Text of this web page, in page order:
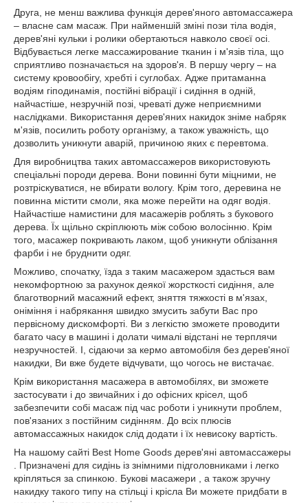
Друга, не менш важлива функція дерев'яного автомассажера
– власне сам масаж. При найменшій зміні пози тіла водія,
дерев'яні кульки і ролики обертаються навколо своєї осі.
Відбувається легке массажирование тканин і м'язів тіла, що
сприятливо позначається на здоров'я. В першу чергу – на
систему кровообігу, хребті і суглобах. Адже притаманна
водіям гіподинамія, постійні вібрації і сидіння в одній,
найчастіше, незручній позі, чреваті дуже неприємними
наслідками. Використання дерев'яних накидок зніме набряк
м'язів, посилить роботу організму, а також уважність, що
дозволить уникнути аварій, причиною яких є перевтома.
Для виробництва таких автомассажеров використовують
спеціальні породи дерева. Вони повинні бути міцними, не
розтріскуватися, не вбирати вологу. Крім того, деревина не
повинна містити смоли, яка може перейти на одяг водія.
Найчастіше намистини для масажерів роблять з букового
дерева. Їх щільно скріплюють між собою волосінню. Крім
того, масажер покривають лаком, щоб уникнути облізання
фарби і не бруднити одяг.
Можливо, спочатку, їзда з таким масажером здасться вам
некомфортною за рахунок деякої жорсткості сидіння, але
благотворний масажний ефект, зняття тяжкості в м'язах,
оніміння і набрякання швидко змусить забути Вас про
первісному дискомфорті. Ви з легкістю зможете проводити
багато часу в машині і долати чималі відстані не терплячи
незручностей. І, сідаючи за кермо автомобіля без дерев'яної
накидки, Ви вже будете відчувати, що чогось не вистачає.
Крім використання масажера в автомобілях, ви зможете
застосувати і до звичайних і до офісних крісел, щоб
забезпечити собі масаж під час роботи і уникнути проблем,
пов'язаних з постійним сидінням. До всіх плюсів
автомассажных накидок слід додати і їх невисоку вартість.
На нашому сайті Best Home Goods дерев'яні автомассажеры
. Призначені для сидінь із знімними підголовниками і легко
кріпляться за спинкою. Букові масажери , а також зручну
накидку такого типу на стільці і крісла Ви можете придбати в